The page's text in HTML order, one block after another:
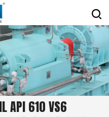
API 610 VS6